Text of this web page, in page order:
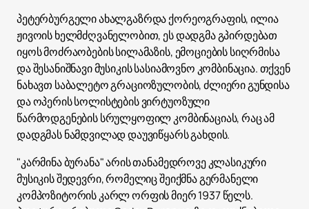
პეტერბურგელი ახალგაზრდა ქორეოგრაფის, ილია
ჟივოის ხელმძღვანელობით, ეს დადგმა გპირდებათ
იყოს მოძრაობების სილამაზის, ემოციების სიღრმისა
და შესანიშნავი მუსიკის სასიამოვნო კომბინაცია. თქვენ
ნახავთ საბალეტო გრაციოზულობის, ძლიერი გუნდისა
და ოპერის სოლისტების ვირტუოზული
წარმოდგენების სრულყოფილ კომბინაციას, რაც ამ
დადგმას ნამდვილად დაუვიწყარს გახდის.
"კარმინა ბურანა" არის თანამედროვე კლასიკური
მუსიკის შედევრი, რომელიც შეიქმნა გერმანელი
კომპოზიტორის კარლ ორფის მიერ 1937 წელს.